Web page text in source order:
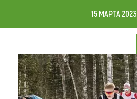
Что привезти (сувениры)
О регионе
15 МАРТА 2023